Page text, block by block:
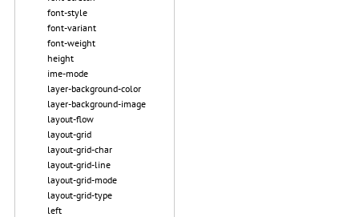
font-style
font-variant
font-weight
height
ime-mode
layer-background-color
layer-background-image
layout-flow
layout-grid
layout-grid-char
layout-grid-line
layout-grid-mode
layout-grid-type
left